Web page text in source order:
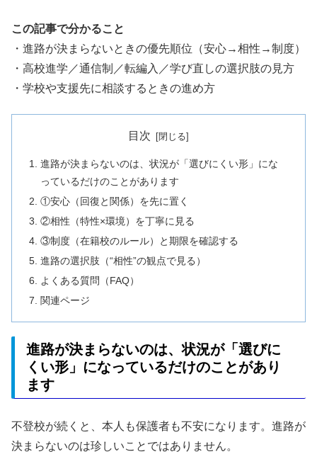
この記事で分かること
・進路が決まらないときの優先順位（安心→相性→制度）
・高校進学／通信制／転編入／学び直しの選択肢の見方
・学校や支援先に相談するときの進め方
目次
進路が決まらないのは、状況が「選びにくい形」にな
っているだけのことがあります
①安心（回復と関係）を先に置く
②相性（特性×環境）を丁寧に見る
③制度（在籍校のルール）と期限を確認する
進路の選択肢（“相性”の観点で見る）
よくある質問（FAQ）
関連ページ
進路が決まらないのは、状況が「選びに
くい形」になっているだけのことがあり
ます
不登校が続くと、本人も保護者も不安になります。進路が
決まらないのは珍しいことではありません。